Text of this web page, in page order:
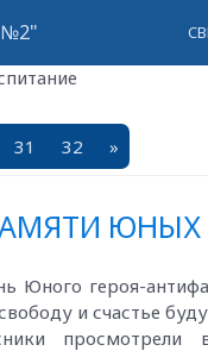
31 32 »
ЮНЫХ
Юного героя-
и счастье
просмотрели